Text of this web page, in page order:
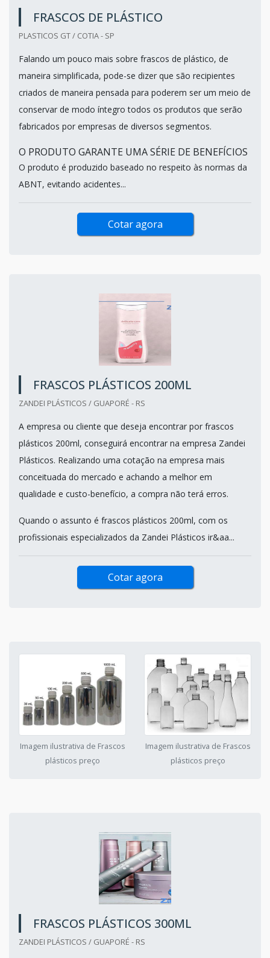
FRASCOS DE PLÁSTICO
PLASTICOS GT / COTIA - SP
Falando um pouco mais sobre frascos de plástico, de
maneira simplificada, pode-se dizer que são recipientes
criados de maneira pensada para poderem ser um meio de
conservar de modo íntegro todos os produtos que serão
fabricados por empresas de diversos segmentos.
O PRODUTO GARANTE UMA SÉRIE DE BENEFÍCIOS
O produto é produzido baseado no respeito às normas da
ABNT, evitando acidentes...
Cotar agora
FRASCOS PLÁSTICOS 200ML
ZANDEI PLÁSTICOS / GUAPORÉ - RS
A empresa ou cliente que deseja encontrar por frascos
plásticos 200ml, conseguirá encontrar na empresa Zandei
Plásticos. Realizando uma cotação na empresa mais
conceituada do mercado e achando a melhor em
qualidade e custo-benefício, a compra não terá erros.
Quando o assunto é frascos plásticos 200ml, com os
profissionais especializados da Zandei Plásticos ir&aa...
Cotar agora
Imagem ilustrativa de Frascos
plásticos preço
Imagem ilustrativa de Frascos
plásticos preço
FRASCOS PLÁSTICOS 300ML
ZANDEI PLÁSTICOS / GUAPORÉ - RS